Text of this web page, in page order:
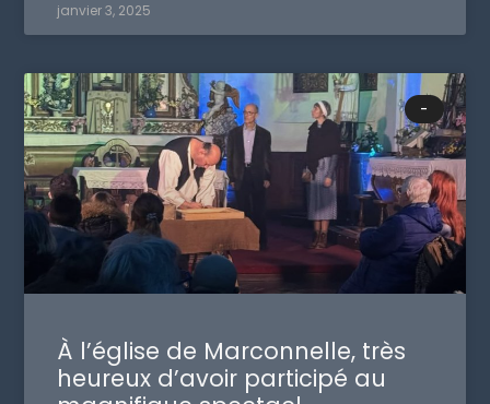
janvier 3, 2025
-
À l’église de Marconnelle, très
heureux d’avoir participé au